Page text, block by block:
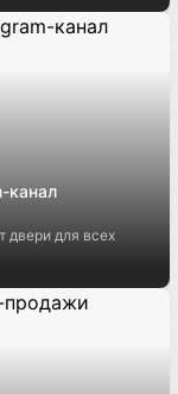
канал
двери для всех